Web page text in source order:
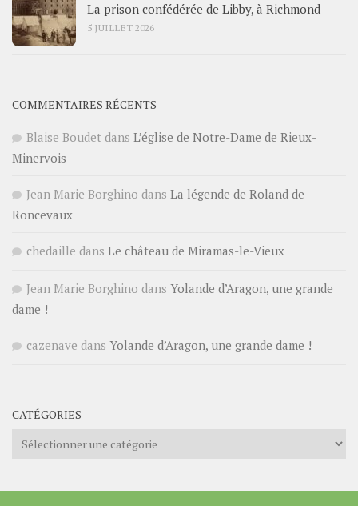
La prison confédérée de Libby, à Richmond
5 JUILLET 2026
COMMENTAIRES RÉCENTS
Blaise Boudet dans L’église de Notre-Dame de Rieux-
Minervois
Jean Marie Borghino dans La légende de Roland de
Roncevaux
chedaille dans Le château de Miramas-le-Vieux
Jean Marie Borghino dans Yolande d’Aragon, une grande
dame !
cazenave dans Yolande d’Aragon, une grande dame !
CATÉGORIES
Catégories